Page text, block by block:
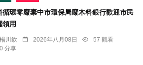
循環零廢棄中市環保局廢木料銀行歡迎市民
領用
楊川欽 2026年八月08日
57 觀看
0 分享